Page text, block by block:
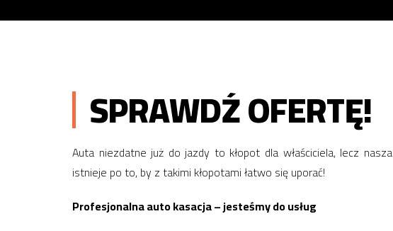
SPRAWDŹ OFERTĘ!
Auta niezdatne już do jazdy to kłopot dla właściciela, lecz
istnieje po to, by z takimi kłopotami łatwo się uporać!
Profesjonalna auto kasacja – jesteśmy do usług